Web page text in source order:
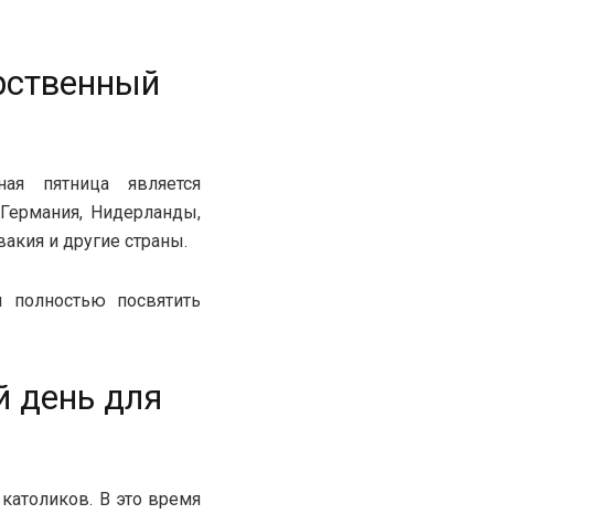
пятница является
Нидерланды,
и другие страны.
посвятить
день для
В это время